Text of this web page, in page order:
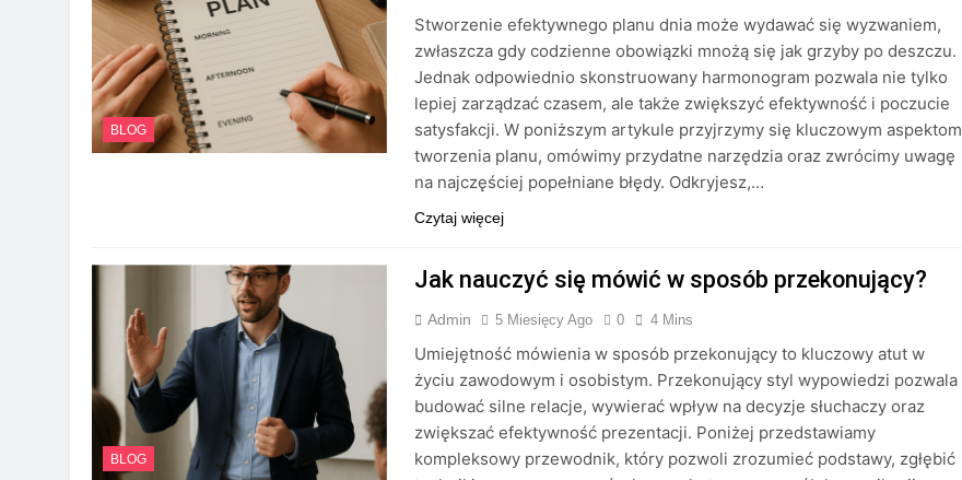
BLOG
Stworzenie efektywnego planu dnia może wydawać się wyzwaniem,
zwłaszcza gdy codzienne obowiązki mnożą się jak grzyby po deszczu.
Jednak odpowiednio skonstruowany harmonogram pozwala nie tylko
lepiej zarządzać czasem, ale także zwiększyć efektywność i poczucie
satysfakcji. W poniższym artykule przyjrzymy się kluczowym aspektom
tworzenia planu, omówimy przydatne narzędzia oraz zwrócimy uwagę
na najczęściej popełniane błędy. Odkryjesz,…
Czytaj więcej
BLOG
Jak nauczyć się mówić w sposób przekonujący?
Admin 5 Miesięcy Ago 0 4 Mins
Umiejętność mówienia w sposób przekonujący to kluczowy atut w
życiu zawodowym i osobistym. Przekonujący styl wypowiedzi pozwala
budować silne relacje, wywierać wpływ na decyzje słuchaczy oraz
zwiększać efektywność prezentacji. Poniżej przedstawiamy
kompleksowy przewodnik, który pozwoli zrozumieć podstawy, zgłębić